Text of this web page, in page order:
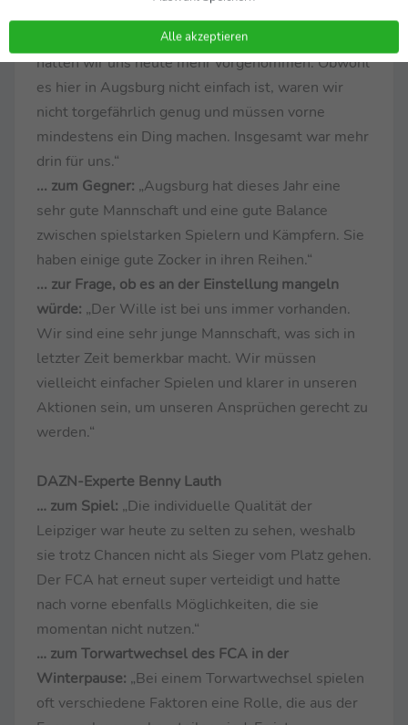
zu gewinnen. Nach dem 0:0 bei Union Berlin
hatten wir uns heute mehr vorgenommen. Obwohl
es hier in Augsburg nicht einfach ist, waren wir
nicht torgefährlich genug und müssen vorne
mindestens ein Ding machen. Insgesamt war mehr
drin für uns.“
... zum Gegner: „Augsburg hat dieses Jahr eine
sehr gute Mannschaft und eine gute Balance
zwischen spielstarken Spielern und Kämpfern. Sie
haben einige gute Zocker in ihren Reihen.“
... zur Frage, ob es an der Einstellung mangeln
würde: „Der Wille ist bei uns immer vorhanden.
Wir sind eine sehr junge Mannschaft, was sich in
letzter Zeit bemerkbar macht. Wir müssen
vielleicht einfacher Spielen und klarer in unseren
Aktionen sein, um unseren Ansprüchen gerecht zu
werden.“
DAZN-Experte Benny Lauth
… zum Spiel: „Die individuelle Qualität der
Leipziger war heute zu selten zu sehen, weshalb
sie trotz Chancen nicht als Sieger vom Platz gehen.
Der FCA hat erneut super verteidigt und hatte
nach vorne ebenfalls Möglichkeiten, die sie
momentan nicht nutzen.“
… zum Torwartwechsel des FCA in der
Winterpause: „Bei einem Torwartwechsel spielen
oft verschiedene Faktoren eine Rolle, die aus der
Alle akzeptieren